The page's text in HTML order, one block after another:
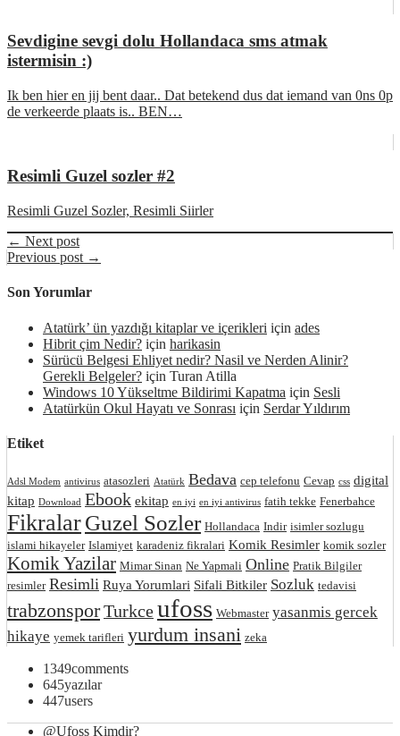
Sevdigine sevgi dolu Hollandaca sms atmak
istermisin :)
Ik ben hier en jij bent daar.. Dat betekend dus dat iemand van 0ns 0p
de verkeerde plaats is.. BEN…
Resimli Guzel sozler #2
Resimli Guzel Sozler, Resimli Siirler
← Next post
Previous post →
Son Yorumlar
Atatürk’ ün yazdığı kitaplar ve içerikleri için ades
Hibrit çim Nedir? için harikasin
Sürücü Belgesi Ehliyet nedir? Nasil ve Nerden Alinir?
Gerekli Belgeler? için Turan Atilla
Windows 10 Yükseltme Bildirimi Kapatma için Sesli
Atatürkün Okul Hayatı ve Sonrası için Serdar Yıldırım
Etiket
Adsl Modem antivirus atasozleri Atatürk Bedava cep telefonu Cevap css digital
kitap Download Ebook ekitap en iyi en iyi antivirus fatih tekke Fenerbahce
FikralarGuzel Sozler Hollandaca Indir isimler sozlugu
islami hikayeler Islamiyet karadeniz fikralari Komik Resimler komik sozler
Komik Yazilar Mimar Sinan Ne Yapmali Online Pratik Bilgiler
resimler Resimli Ruya Yorumlari Sifali Bitkiler Sozluk tedavisi
trabzonsporTurkceufoss Webmaster yasanmis gercek
hikaye yemek tarifleri yurdum insani zeka
1349comments
645yazılar
447users
@Ufoss Kimdir?